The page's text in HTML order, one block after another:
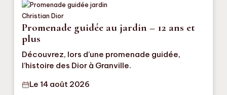
Promenade guidée au jardin – 12 ans et
plus
Découvrez, lors d’une promenade guidée,
l’histoire des Dior à Granville.
Le 14 août 2026